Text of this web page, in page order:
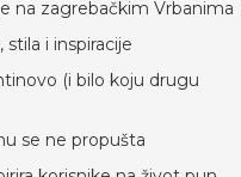
na zagrebačkim Vrbanima
i inspiracije
(i bilo koju drugu
se ne propušta